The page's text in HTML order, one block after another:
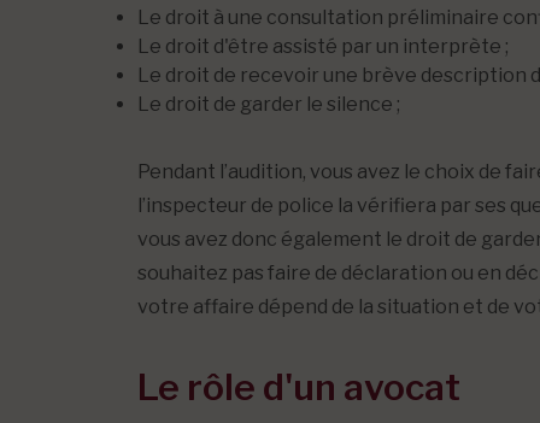
Le droit à une consultation préliminaire
Le droit d'être assisté par un interprète ;
Le droit de recevoir une brève description
Le droit de garder le silence ;
Pendant l’audition, vous avez le choix de
l’inspecteur de police la vérifiera par ses
vous avez donc également le droit de
souhaitez pas faire de déclaration ou en
votre affaire dépend de la situation et de
Le rôle d'un avocat